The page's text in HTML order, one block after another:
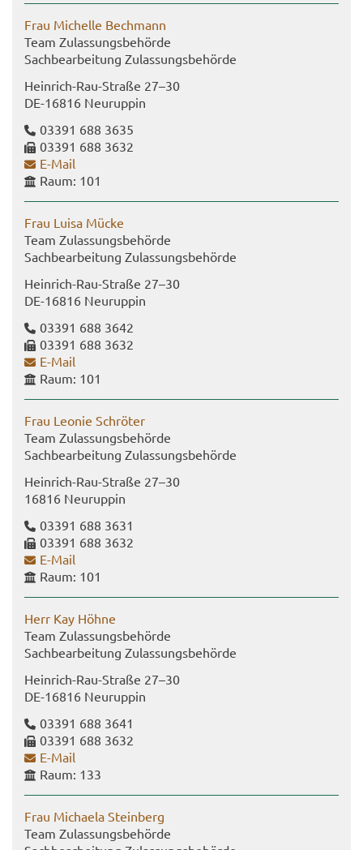
Frau Mi­chel­le Bech­mann
Team Zu­las­sungs­be­hör­de
Sach­be­ar­bei­tung Zu­las­sungs­be­hör­de
Heinrich-​Rau-Straße 27–30
DE-​16816 Neu­rup­pin
03391 688 3635
03391 688 3632
E-​Mail
Raum: 101
Frau Luisa Mücke
Team Zu­las­sungs­be­hör­de
Sach­be­ar­bei­tung Zu­las­sungs­be­hör­de
Heinrich-​Rau-Straße 27–30
DE-​16816 Neu­rup­pin
03391 688 3642
03391 688 3632
E-​Mail
Raum: 101
Frau Leo­nie Schrö­ter
Team Zu­las­sungs­be­hör­de
Sach­be­ar­bei­tung Zu­las­sungs­be­hör­de
Heinrich-​​Rau-​Straße 27–30
16816 Neu­rup­pin
03391 688 3631
03391 688 3632
E-​Mail
Raum: 101
Herr Kay Höhne
Team Zu­las­sungs­be­hör­de
Sach­be­ar­bei­tung Zu­las­sungs­be­hör­de
Heinrich-​Rau-Straße 27–30
DE-​16816 Neu­rup­pin
03391 688 3641
03391 688 3632
E-​Mail
Raum: 133
Frau Mi­chae­la Stein­berg
Team Zu­las­sungs­be­hör­de